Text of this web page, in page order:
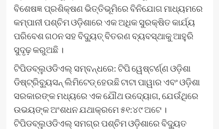
ବିଶେଷଜ୍ଞ ପ୍ରଶିକ୍ଷଣ ଭିତ୍ତିଭୂମିରେ ବିନିଯୋଗ ମାଧ୍ୟମରେ
କମ୍ପାନୀ ପଶ୍ଚିମ ଓଡ଼ିଶାରେ ଏକ ଅଧିକ ସୁରକ୍ଷିତ କାର୍ଯ୍ୟ
ପରିବେଶ ଗଠନ ସହ ବିଦ୍ୟୁତ୍ ବିତରଣ ବ୍ୟବସ୍ଥାକୁ ଆହୁରି
ସୁଦୃଢ଼ କରୁଅଛି ।
ଟିପିଡବ୍ଲୁଓଡିଏଲ୍ ସମ୍ବନ୍ଧରେ: ଟିପି ୱେଷ୍ଟର୍ଣ୍ଣ ଓଡ଼ିଶା
ଡିଷ୍ଟ୍ରିବ୍ୟୁସନ୍ ଲିମିଟେଡ୍ ହେଉଛି ଟାଟା ପାୱାର ଏବଂ ଓଡ଼ିଶା
ସରକାରଙ୍କ ମଧ୍ୟରେ ଏକ ଯୌଥ ଉଦ୍ୟୋଗ, ଯେଉଁଥିରେ
ଉଭୟଙ୍କ ଅଂଶଧନ ଯଥାକ୍ରମେ ୫୧:୪୯ ଅଟେ ।
ଟିପିଡବ୍ଲୁଓଡିଏଲ୍ ସମଗ୍ର ପଶ୍ଚିମ ଓଡ଼ିଶାରେ ବିଦ୍ୟୁତ